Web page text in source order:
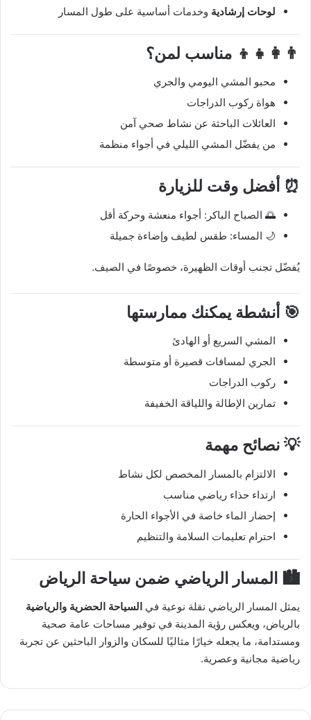
لوحات إرشادية وخدمات أساسية على طول المسار
👨‍👩‍👧‍👦 مناسب لمن؟
محبو المشي اليومي والجري
هواة ركوب الدراجات
العائلات الباحثة عن نشاط صحي آمن
من يفضّل المشي الليلي في أجواء منظمة
⏰ أفضل وقت للزيارة
🌅 الصباح الباكر: أجواء منعشة وحركة أقل
🌙 المساء: طقس لطيف وإضاءة جميلة
يُفضّل تجنب أوقات الظهيرة، خصوصًا في الصيف.
🎯 أنشطة يمكنك ممارستها
المشي السريع أو الهادئ
الجري لمسافات قصيرة أو متوسطة
ركوب الدراجات
تمارين الإطالة واللياقة الخفيفة
💡 نصائح مهمة
الالتزام بالمسار المخصص لكل نشاط
ارتداء حذاء رياضي مناسب
إحضار الماء خاصة في الأجواء الحارة
احترام تعليمات السلامة والتنظيم
🏙️ المسار الرياضي ضمن سياحة الرياض
يمثل المسار الرياضي نقلة نوعية في السياحة الحضرية والرياضية
بالرياض، ويعكس رؤية المدينة في توفير مساحات عامة صحية
ومستدامة، ما يجعله خيارًا مثاليًا للسكان والزوار الباحثين عن تجربة
رياضية مجانية وعصرية.